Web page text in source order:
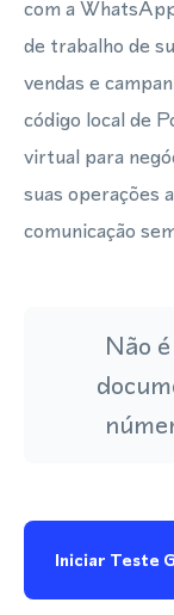
com a
de trabalho de
vendas e
código local de
virtual para
suas operações
comunicação
Não
Iniciar Teste